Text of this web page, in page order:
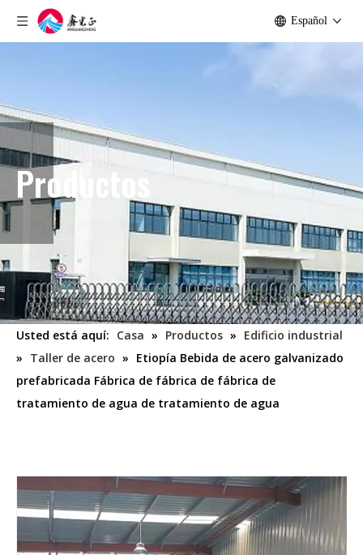
Español
Productos
Usted está aquí: Casa » Productos » Edificio industrial
» Taller de acero » Etiopía Bebida de acero galvanizado
prefabricada Fábrica de fábrica de fábrica de
tratamiento de agua de tratamiento de agua